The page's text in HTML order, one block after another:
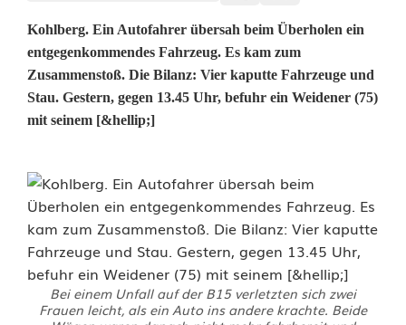
Kohlberg. Ein Autofahrer übersah beim Überholen ein
entgegenkommendes Fahrzeug. Es kam zum
Zusammenstoß. Die Bilanz: Vier kaputte Fahrzeuge und
Stau. Gestern, gegen 13.45 Uhr, befuhr ein Weidener (75)
mit seinem [&hellip;]
Bei einem Unfall auf der B15 verletzten sich zwei
Frauen leicht, als ein Auto ins andere krachte. Beide